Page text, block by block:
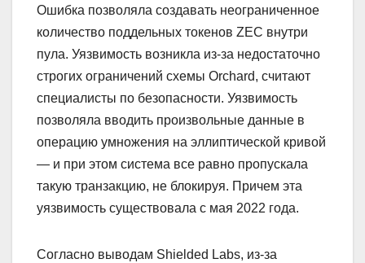
Ошибка позволяла создавать неограниченное
количество поддельных токенов ZEC внутри
пула. Уязвимость возникла из‑за недостаточно
строгих ограничений схемы Orchard, считают
специалисты по безопасности. Уязвимость
позволяла вводить произвольные данные в
операцию умножения на эллиптической кривой
— и при этом система все равно пропускала
такую транзакцию, не блокируя. Причем эта
уязвимость существовала с мая 2022 года.
Согласно выводам Shielded Labs, из‑за